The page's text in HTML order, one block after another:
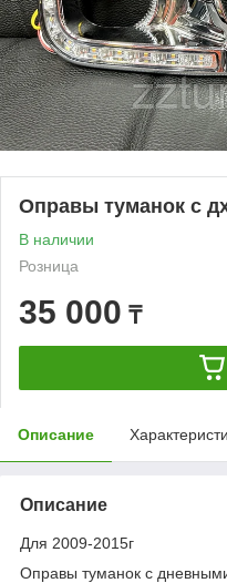
Оправы туманок с
В наличии
Розница
35 000 ₸
Описание
Описание
Для 2009-2015г
Оправы туманок с